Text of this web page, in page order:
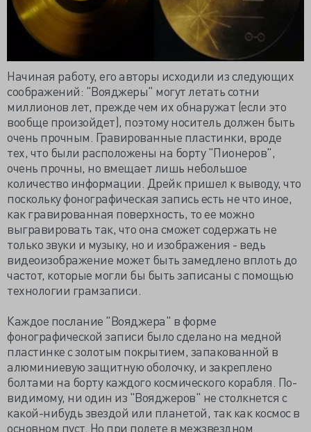
Начиная работу, его авторы исходили из следующих
соображений: "Вояджеры" могут летать сотни
миллионов лет, прежде чем их обнаружат (если это
вообще произойдет), поэтому носитель должен быть
очень прочным. Гравированные пластинки, вроде
тех, что были расположены на борту "Пионеров",
очень прочны, но вмещает лишь небольшое
количество информации. Дрейк пришел к выводу, что
поскольку фонографическая запись есть не что иное,
как гравированная поверхность, то ее можно
выгравировать так, что она сможет содержать не
только звуки и музыку, но и изображения - ведь
видеоизображение может быть замедлено вплоть до
частот, которые могли бы быть записаны с помощью
технологии грамзаписи.
Каждое послание "Вояджера" в форме
фонографической записи было сделано на медной
пластинке с золотым покрытием, запакованной в
алюминиевую защитную оболочку, и закреплено
болтами на борту каждого космического корабля. По-
видимому, ни один из "Вояджеров" не столкнется с
какой-нибудь звездой или планетой, так как космос в
основном пуст. Но при полете в межзвездном